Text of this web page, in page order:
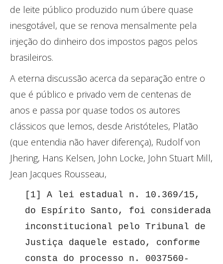
de leite público produzido num úbere quase
inesgotável, que se renova mensalmente pela
injeção do dinheiro dos impostos pagos pelos
brasileiros.
A eterna discussão acerca da separação entre o
que é público e privado vem de centenas de
anos e passa por quase todos os autores
clássicos que lemos, desde Aristóteles, Platão
(que entendia não haver diferença), Rudolf von
Jhering, Hans Kelsen, John Locke, John Stuart Mill,
Jean Jacques Rousseau,
[1] A lei estadual n. 10.369/15,
do Espírito Santo, foi considerada
inconstitucional pelo Tribunal de
Justiça daquele estado, conforme
consta do processo n. 0037560-